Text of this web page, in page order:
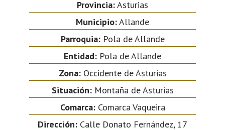
Provincia:Asturias
Municipio:Allande
Parroquia:Pola de Allande
Entidad: Pola de Allande
Zona:Occidente de Asturias
Situación:Montaña de Asturias
Comarca:Comarca Vaqueira
Dirección: Calle Donato Fernández, 17